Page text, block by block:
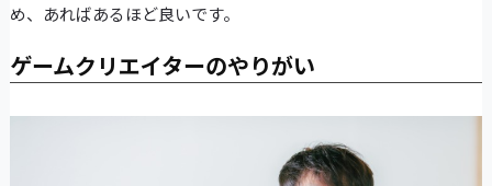
め、あればあるほど良いです。
ゲームクリエイターのやりがい